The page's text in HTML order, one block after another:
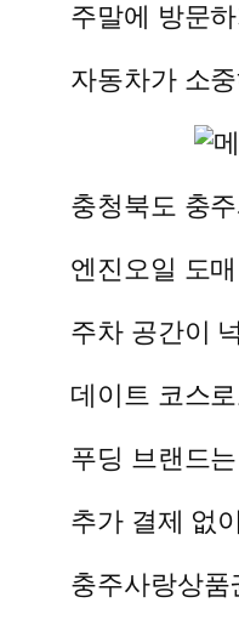
주말에 방문
자동차가 소
충청북도 충
엔진오일 도
주차 공간이
데이트 코스
푸딩 브랜드
추가 결제 없
충주사랑상